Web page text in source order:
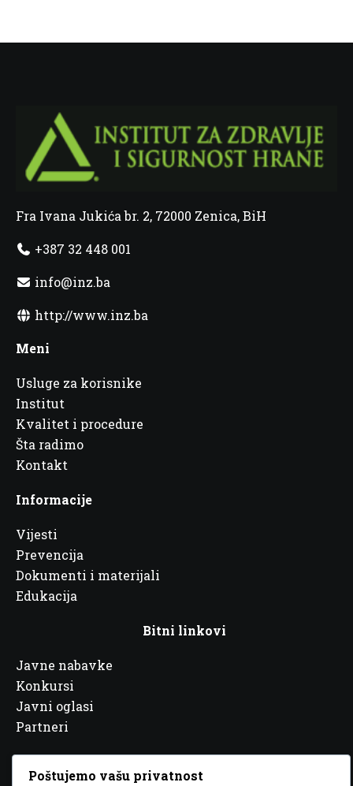
Fra Ivana Jukića br. 2, 72000 Zenica, BiH
+387 32 448 001
info@inz.ba
http://www.inz.ba
Meni
Usluge za korisnike
Institut
Kvalitet i procedure
Šta radimo
Kontakt
Informacije
Vijesti
Prevencija
Dokumenti i materijali
Edukacija
Bitni linkovi
Javne nabavke
Konkursi
Javni oglasi
Partneri
Poštujemo vašu privatnost